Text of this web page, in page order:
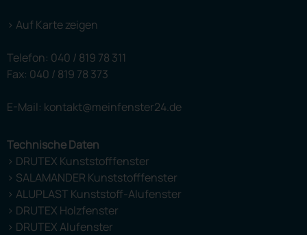
> Auf Karte zeigen
Telefon: 040 / 819 78 311
Fax: 040 / 819 78 373
E-Mail: kontakt@meinfenster24.de
Technische Daten
> DRUTEX Kunststofffenster
> SALAMANDER Kunststofffenster
> ALUPLAST Kunststoff-Alufenster
> DRUTEX Holzfenster
> DRUTEX Alufenster